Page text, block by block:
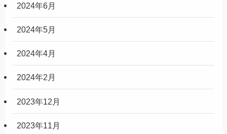
2024年6月
2024年5月
2024年4月
2024年2月
2023年12月
2023年11月